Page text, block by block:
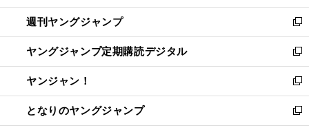
開
く
ウ
で
開
く
ン
ド
ウ
で
開
く
ウ
ィ
ン
ド
ウ
で
開
く
週刊ヤングジャンプ
新
し
い
ウ
ィ
ン
ド
ウ
ヤングジャンプ定期購読デジタル
新
し
い
ウ
ィ
ン
ヤンジャン！
新
し
い
ウ
となりのヤングジャンプ
新
し